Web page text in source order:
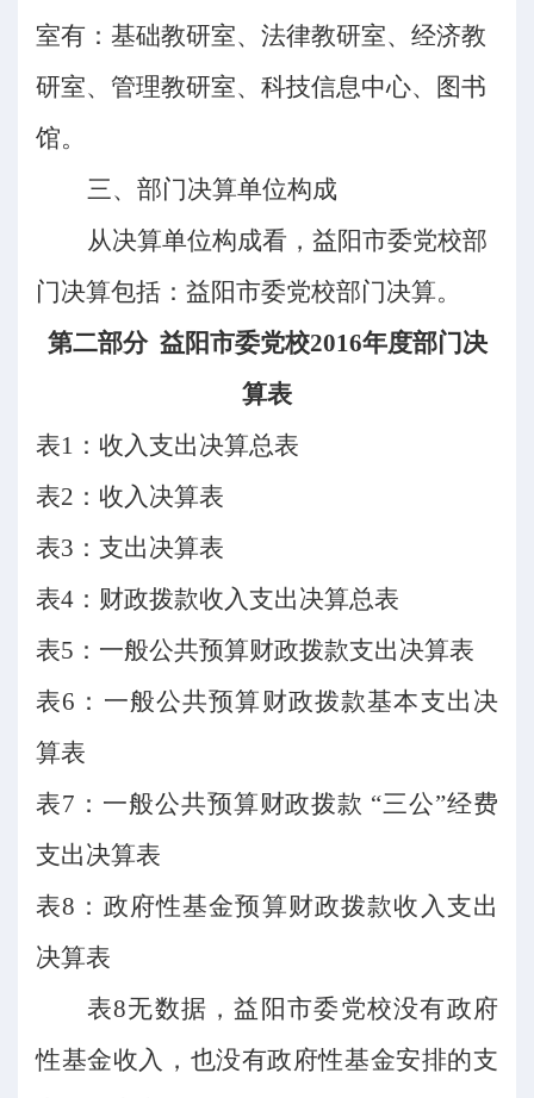
室有：基础教研室、法律教研室、经济教
研室、管理教研室、科技信息中心、图书
馆。
三、部门决算单位构成
从决算单位构成看，益阳市委党校部
门决算包括：益阳市委党校部门决算。
第二部分 益阳市委党校2016年度部门决
算表
表1：收入支出决算总表
表2：收入决算表
表3：支出决算表
表4：财政拨款收入支出决算总表
表5：一般公共预算财政拨款支出决算表
表6：一般公共预算财政拨款基本支出决
算表
表7：一般公共预算财政拨款 “三公”经费
支出决算表
表8：政府性基金预算财政拨款收入支出
决算表
表8无数据，益阳市委党校没有政府
性基金收入，也没有政府性基金安排的支